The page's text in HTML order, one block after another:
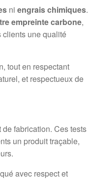
niengrais chimiques.
empreinte carbone,
clients une qualité
tout en respectant
et respectueux de
fabrication. Ces tests
un produit traçable,
avec respect et